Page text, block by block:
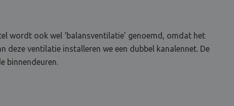
wordt ook wel ‘balansventilatie’ genoemd, omdat het
ventilatie installeren we een dubbel kanalennet. De
binnendeuren.